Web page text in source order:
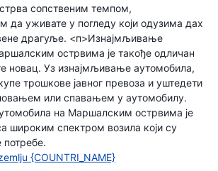
сопственим темпом,
да уживате у погледу који одузима дах
драгуље. <п>Изнајмљивање
острвима је такође одличан
новац. Уз изнајмљивање аутомобила,
трошкове јавног превоза и уштедети
или спавањем у аутомобилу.
на Маршалским острвима је
широким спектром возила који су
потребе.
{COUNTRI_NAME}